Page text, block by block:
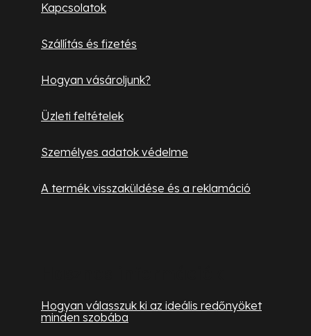
Kapcsolatok
Szállítás és fizetés
Hogyan vásároljunk?
Üzleti feltételek
Személyes adatok védelme
A termék visszaküldése és a reklamáció
Hogyan válasszuk ki az ideális redőnyöket
minden szobába